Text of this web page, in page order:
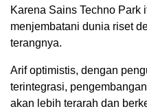
Karena Sains Techno Park
menjembatani dunia riset
terangnya.
Arif optimistis, dengan
terintegrasi,
akan lebih terarah dan